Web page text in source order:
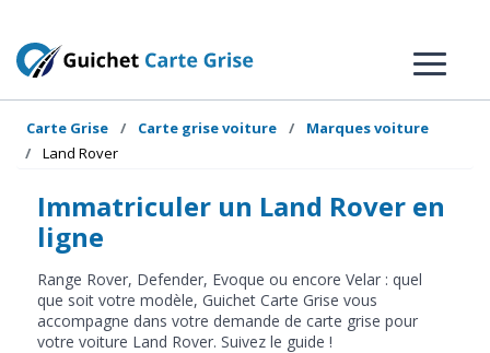
Carte Grise Carte grise voiture
Marques voiture
Land Rover
Immatriculer un Land Rover en
ligne
Range Rover, Defender, Evoque ou encore Velar : quel
que soit votre modèle, Guichet Carte Grise vous
accompagne dans votre demande de carte grise pour
votre voiture Land Rover. Suivez le guide !